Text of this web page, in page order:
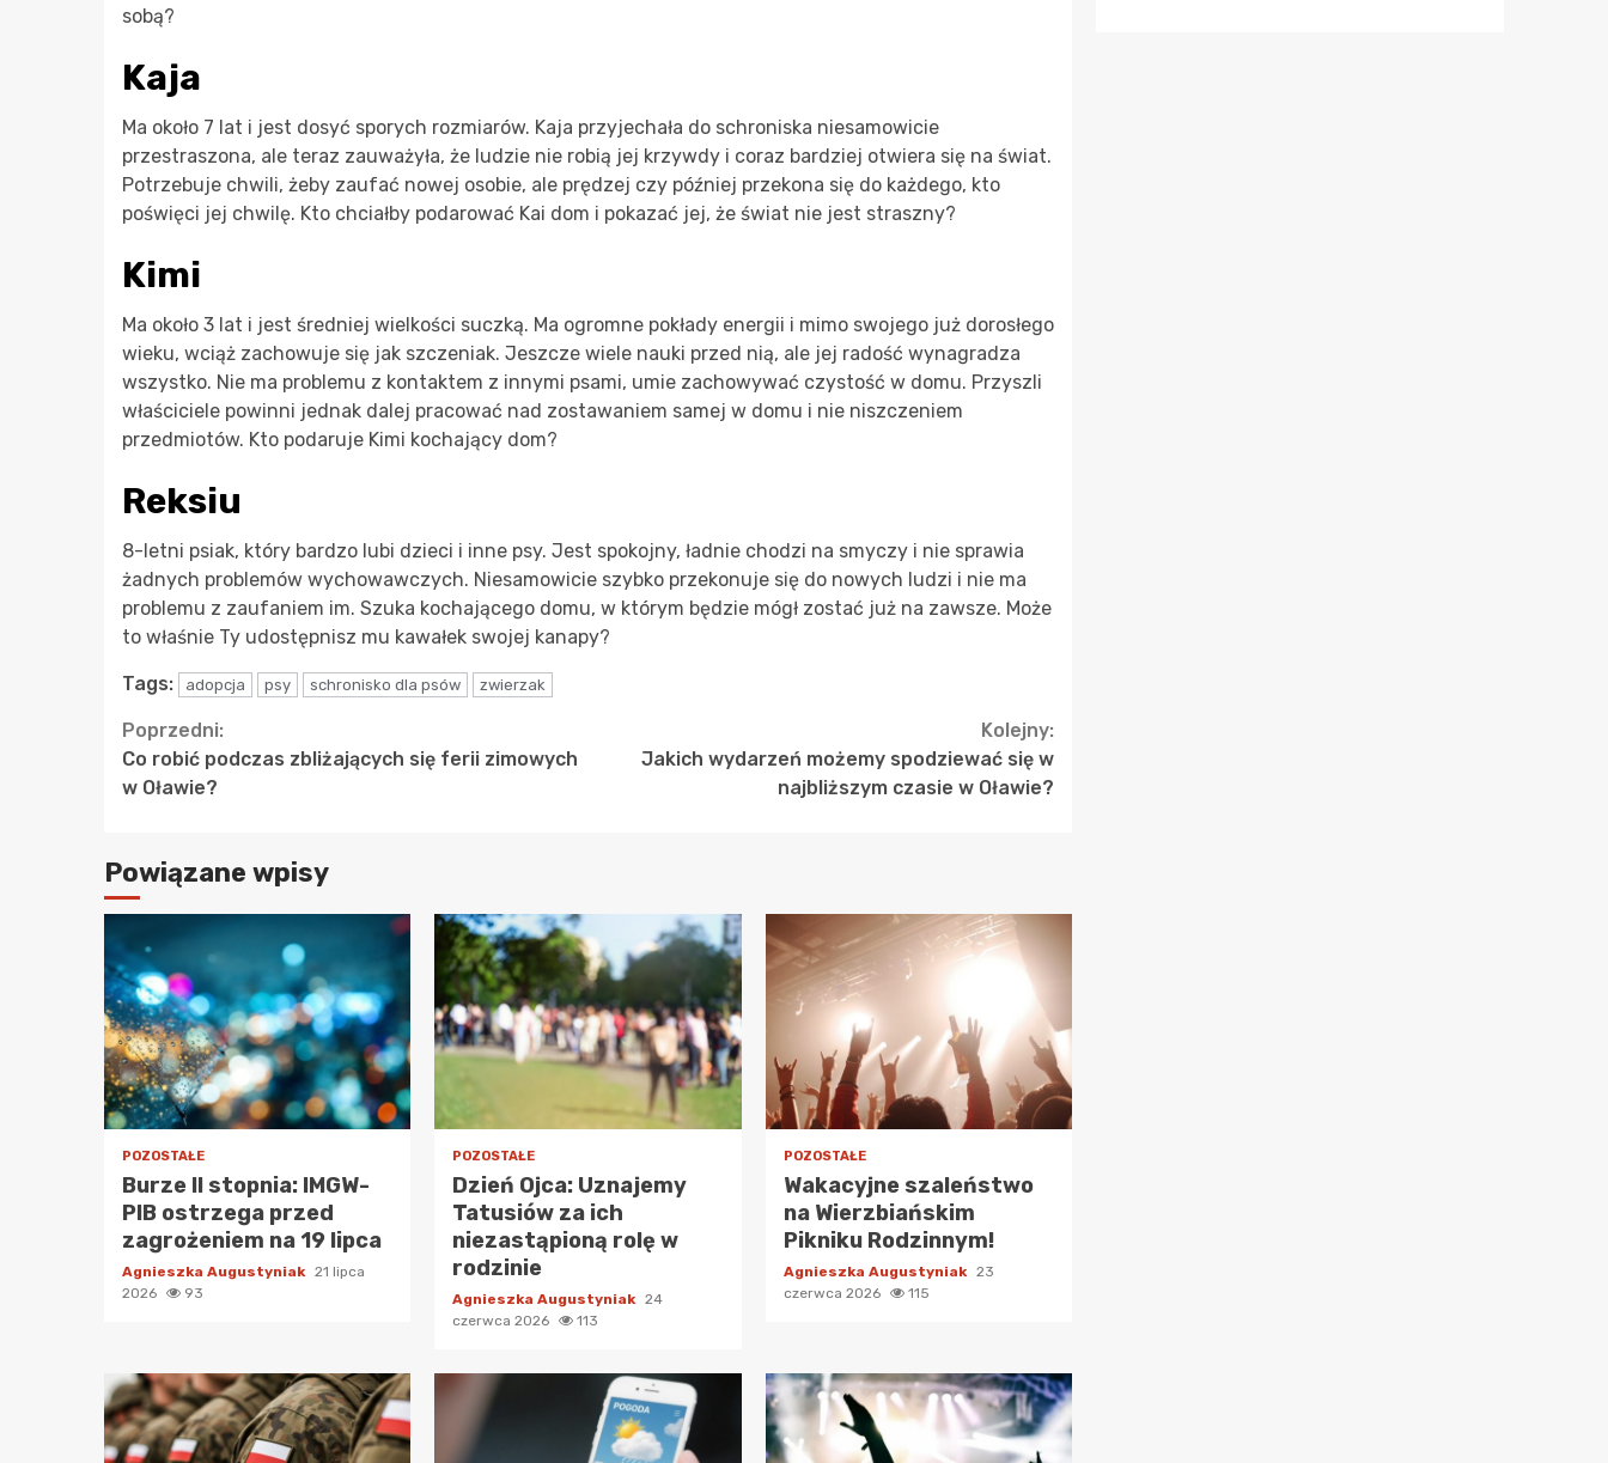
sobą?
Kaja
Ma około 7 lat i jest dosyć sporych rozmiarów. Kaja przyjechała do schroniska niesamowicie
przestraszona, ale teraz zauważyła, że ludzie nie robią jej krzywdy i coraz bardziej otwiera się na świat.
Potrzebuje chwili, żeby zaufać nowej osobie, ale prędzej czy później przekona się do każdego, kto
poświęci jej chwilę. Kto chciałby podarować Kai dom i pokazać jej, że świat nie jest straszny?
Kimi
Ma około 3 lat i jest średniej wielkości suczką. Ma ogromne pokłady energii i mimo swojego już dorosłego
wieku, wciąż zachowuje się jak szczeniak. Jeszcze wiele nauki przed nią, ale jej radość wynagradza
wszystko. Nie ma problemu z kontaktem z innymi psami, umie zachowywać czystość w domu. Przyszli
właściciele powinni jednak dalej pracować nad zostawaniem samej w domu i nie niszczeniem
przedmiotów. Kto podaruje Kimi kochający dom?
Reksiu
8-letni psiak, który bardzo lubi dzieci i inne psy. Jest spokojny, ładnie chodzi na smyczy i nie sprawia
żadnych problemów wychowawczych. Niesamowicie szybko przekonuje się do nowych ludzi i nie ma
problemu z zaufaniem im. Szuka kochającego domu, w którym będzie mógł zostać już na zawsze. Może
to właśnie Ty udostępnisz mu kawałek swojej kanapy?
Tags: adopcja psy schronisko dla psów zwierzak
Continue
Reading
Poprzedni:
Co robić podczas zbliżających się ferii zimowych
w Oławie?
Kolejny:
Jakich wydarzeń możemy spodziewać się w
najbliższym czasie w Oławie?
Powiązane wpisy
POZOSTAŁE
Burze II stopnia: IMGW-
PIB ostrzega przed
zagrożeniem na 19 lipca
Agnieszka Augustyniak 21 lipca
2026
93
POZOSTAŁE
Dzień Ojca: Uznajemy
Tatusiów za ich
niezastąpioną rolę w
rodzinie
Agnieszka Augustyniak 24
czerwca 2026
113
POZOSTAŁE
Wakacyjne szaleństwo
na Wierzbiańskim
Pikniku Rodzinnym!
Agnieszka Augustyniak 23
czerwca 2026
115